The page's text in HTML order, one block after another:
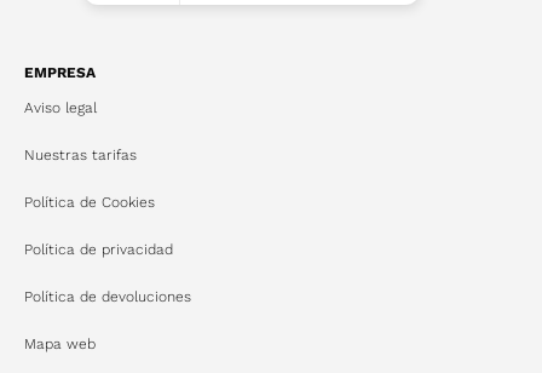
EMPRESA
Aviso legal
Nuestras tarifas
Política de Cookies
Política de privacidad
Política de devoluciones
Mapa web